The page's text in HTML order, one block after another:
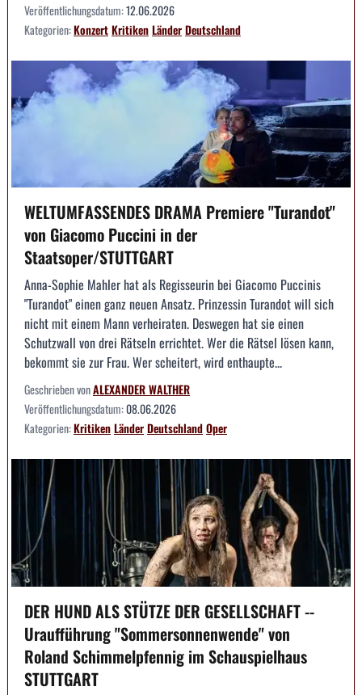
Veröffentlichungsdatum:12.06.2026
Kategorien:KonzertKritikenLänderDeutschland
WELTUMFASSENDES DRAMA Premiere "Turandot"
von Giacomo Puccini in der
Staatsoper/STUTTGART
Anna-Sophie Mahler hat als Regisseurin bei Giacomo Puccinis
"Turandot" einen ganz neuen Ansatz. Prinzessin Turandot will sich
nicht mit einem Mann verheiraten. Deswegen hat sie einen
Schutzwall von drei Rätseln errichtet. Wer die Rätsel lösen kann,
bekommt sie zur Frau. Wer scheitert, wird enthaupte...
Geschrieben vonALEXANDER WALTHER
Veröffentlichungsdatum:08.06.2026
Kategorien:KritikenLänderDeutschlandOper
DER HUND ALS STÜTZE DER GESELLSCHAFT --
Uraufführung "Sommersonnenwende" von
Roland Schimmelpfennig im Schauspielhaus
STUTTGART